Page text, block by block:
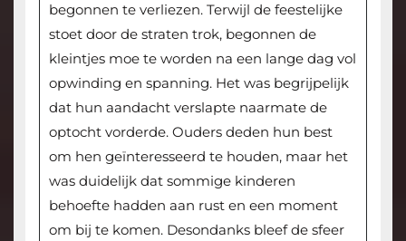
begonnen te verliezen. Terwijl de feestelijke
stoet door de straten trok, begonnen de
kleintjes moe te worden na een lange dag vol
opwinding en spanning. Het was begrijpelijk
dat hun aandacht verslapte naarmate de
optocht vorderde. Ouders deden hun best
om hen geïnteresseerd te houden, maar het
was duidelijk dat sommige kinderen
behoefte hadden aan rust en een moment
om bij te komen. Desondanks bleef de sfeer